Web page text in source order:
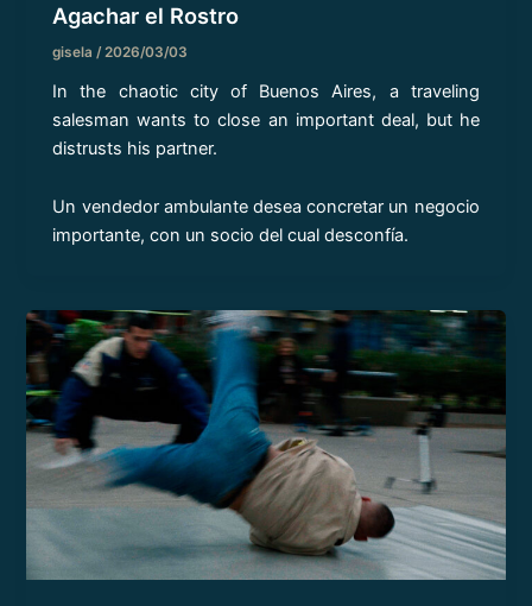
Agachar el Rostro
gisela /2026/03/03
In the chaotic city of Buenos Aires, a traveling
salesman wants to close an important deal, but he
distrusts his partner.
Un vendedor ambulante desea concretar un negocio
importante, con un socio del cual desconfía.